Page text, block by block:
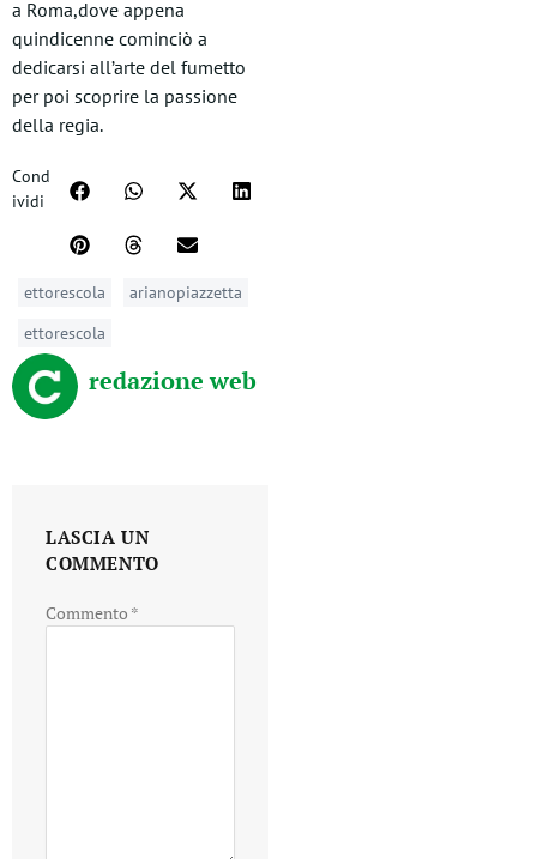
a Roma,dove appena
quindicenne cominciò a
dedicarsi all’arte del fumetto
per poi scoprire la passione
della regia.
Cond
ividi
ettorescola
arianopiazzetta
ettorescola
redazione web
LASCIA UN
COMMENTO
Commento *